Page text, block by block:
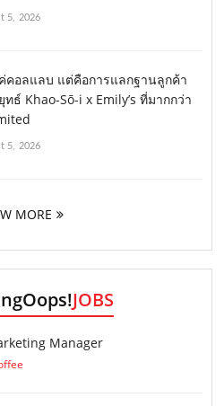
5, 2026
คอลแลบ แต่คือการแลกฐานลูกค้า
ทธ์ Khao-Sō-i x Emily’s ที่มากกว่า
5, 2026
MORE
JOBS
Manager